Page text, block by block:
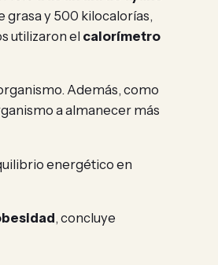
grasa y 500 kilocalorías,
utilizaron el calorímetro
Además, como
a almanecer más
energético en
, concluye